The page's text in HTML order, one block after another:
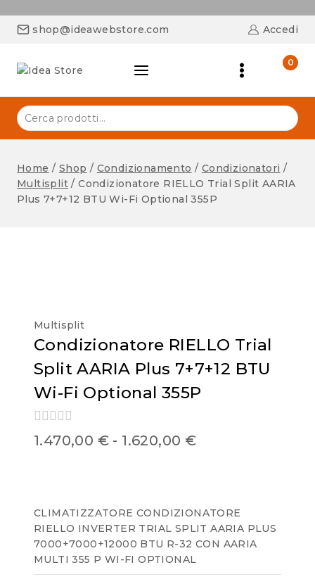
shop@ideawebstore.com Accedi
0
Home / Shop / Condizionamento / Condizionatori /
Multisplit / Condizionatore RIELLO Trial Split AARIA
Plus 7+7+12 BTU Wi-Fi Optional 355P
Multisplit
Condizionatore RIELLO Trial
Split AARIA Plus 7+7+12 BTU
Wi-Fi Optional 355P
0
out
1.470,00 € - 1.620,00 €
CLIMATIZZATORE CONDIZIONATORE
RIELLO INVERTER TRIAL SPLIT AARIA PLUS
7000+7000+12000 BTU R-32 CON AARIA
MULTI 355 P WI-FI OPTIONAL